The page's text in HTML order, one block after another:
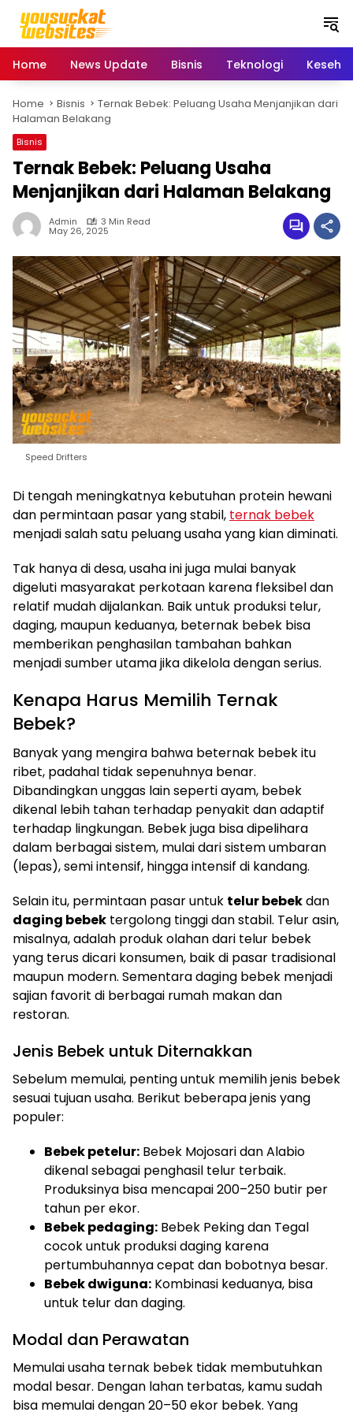
Home News Update Bisnis Teknologi
Home Bisnis
Ternak Bebek: Peluang Usaha Menjanjikan dari
Halaman Belakang
Bisnis
Ternak Bebek: Peluang Usaha
Menjanjikan dari Halaman Belakang
Admin 3 Min Read
May 26, 2025
Speed Drifters
Di tengah meningkatnya kebutuhan protein hewani
dan permintaan pasar yang stabil, ternak bebek
menjadi salah satu peluang usaha yang kian diminati.
Tak hanya di desa, usaha ini juga mulai banyak
digeluti masyarakat perkotaan karena fleksibel dan
relatif mudah dijalankan. Baik untuk produksi telur,
daging, maupun keduanya, beternak bebek bisa
memberikan penghasilan tambahan bahkan
menjadi sumber utama jika dikelola dengan serius.
Kenapa Harus Memilih Ternak
Bebek?
Banyak yang mengira bahwa beternak bebek itu
ribet, padahal tidak sepenuhnya benar.
Dibandingkan unggas lain seperti ayam, bebek
dikenal lebih tahan terhadap penyakit dan adaptif
terhadap lingkungan. Bebek juga bisa dipelihara
dalam berbagai sistem, mulai dari sistem umbaran
(lepas), semi intensif, hingga intensif di kandang.
Selain itu, permintaan pasar untuk telur bebekdan
daging bebek tergolong tinggi dan stabil. Telur asin,
misalnya, adalah produk olahan dari telur bebek
yang terus dicari konsumen, baik di pasar tradisional
maupun modern. Sementara daging bebek menjadi
sajian favorit di berbagai rumah makan dan
restoran.
Jenis Bebek untuk Diternakkan
Sebelum memulai, penting untuk memilih jenis bebek
sesuai tujuan usaha. Berikut beberapa jenis yang
populer:
Bebek petelur: Bebek Mojosari dan Alabio
dikenal sebagai penghasil telur terbaik.
Produksinya bisa mencapai 200–250 butir per
tahun per ekor.
Bebek pedaging: Bebek Peking dan Tegal
cocok untuk produksi daging karena
pertumbuhannya cepat dan bobotnya besar.
Bebek dwiguna: Kombinasi keduanya, bisa
untuk telur dan daging.
Modal dan Perawatan
Memulai usaha ternak bebek tidak membutuhkan
modal besar. Dengan lahan terbatas, kamu sudah
bisa memulai dengan 20–50 ekor bebek. Yang